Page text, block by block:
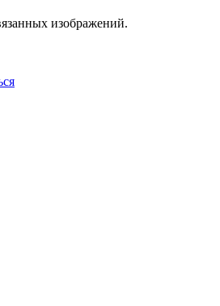
изображений.